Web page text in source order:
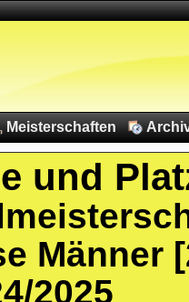
Meisterschaften
und
Männer
2025